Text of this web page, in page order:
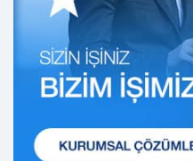
güncel olmasını
gerekli tedbirleri almak
kurmakla yükümlüdür.
3. Belirli, Açık ve
Danışmanlık Hizmetleri
amaçla işleneceğini